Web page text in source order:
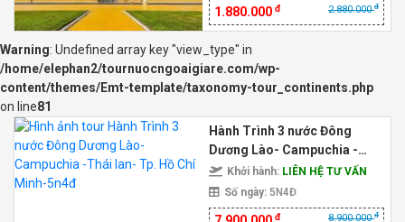
1.880.000 đ 2.880.000đ
Warning: Undefined array key "view_type" in
/home/elephan2/tournuocngoaigiare.com/wp-
content/themes/Emt-template/taxonomy-tour_continents.php
on line81
Hành Trình 3 nước Đông
Dương Lào- Campuchia -
Thái lan- Tp. Hồ Chí Minh-
5n4đ
Khởi hành: LIÊN HỆ TƯ VẤN
Số ngày: 5N4Đ
đ 8.900.000đ